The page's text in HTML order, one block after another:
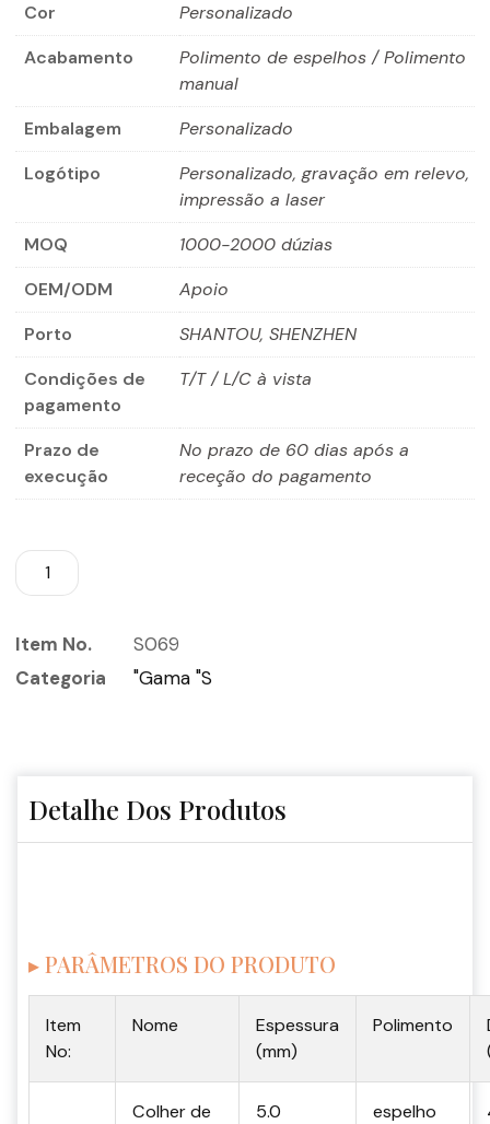
Cor
Personalizado
Acabamento
Polimento de espelhos / Polimento
manual
Embalagem
Personalizado
Logótipo
Personalizado, gravação em relevo,
impressão a laser
MOQ
1000-2000 dúzias
OEM/ODM
Apoio
Porto
SHANTOU, SHENZHEN
Condições de
pagamento
T/T / L/C à vista
Prazo de
execução
No prazo de 60 dias após a
receção do pagamento
Item No.
S069
Categoria
"Gama "S
Detalhe Dos Produtos
▸ PARÂMETROS DO PRODUTO
Item
No:
Nome
Espessura
(mm)
Polimento
Colher de
5.0 espelho